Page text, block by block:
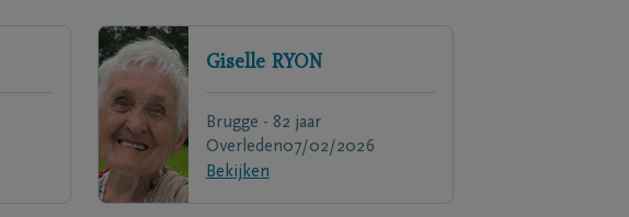
Giselle RYON
Brugge - 82 jaar
Overleden07/02/2026
Bekijken